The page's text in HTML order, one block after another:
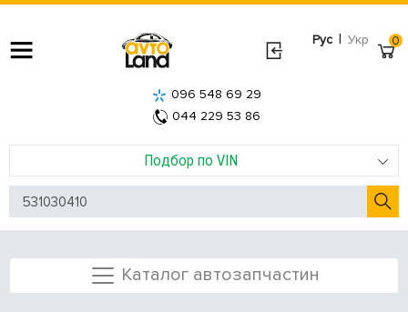
Рус | Укр
Подбор по VIN
096 548 69 29
044 229 53 86
0
Каталог автозапчастин